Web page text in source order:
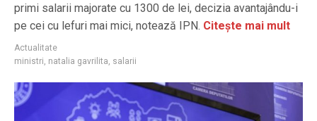
primi salarii majorate cu 1300 de lei, decizia avantajându-i
pe cei cu lefuri mai mici, notează IPN. Citește mai mult
Actualitate
ministri, natalia gavrilita, salarii